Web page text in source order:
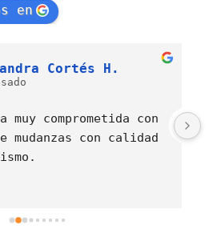
en
Cortés H.
muy comprometida con
con calidad